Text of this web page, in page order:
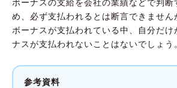
ボーナスの支給を会社の業績などで判断
め、必ず支払われるとは断言できません
ボーナスが支払われている中、自分だけ
ナスが支払われないことはないでしょう
参考資料